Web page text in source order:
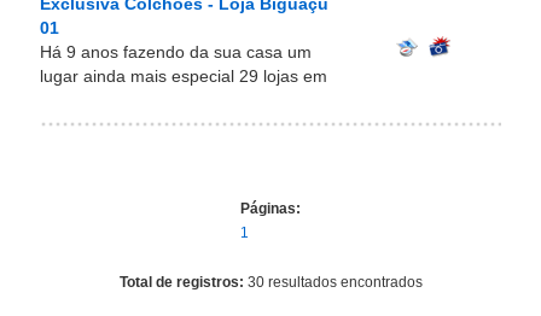
Exclusiva Colchões - Loja Biguaçu
01
Há 9 anos fazendo da sua casa um
lugar ainda mais especial 29 lojas em
Páginas:
1
Total de registros: 30 resultados encontrados